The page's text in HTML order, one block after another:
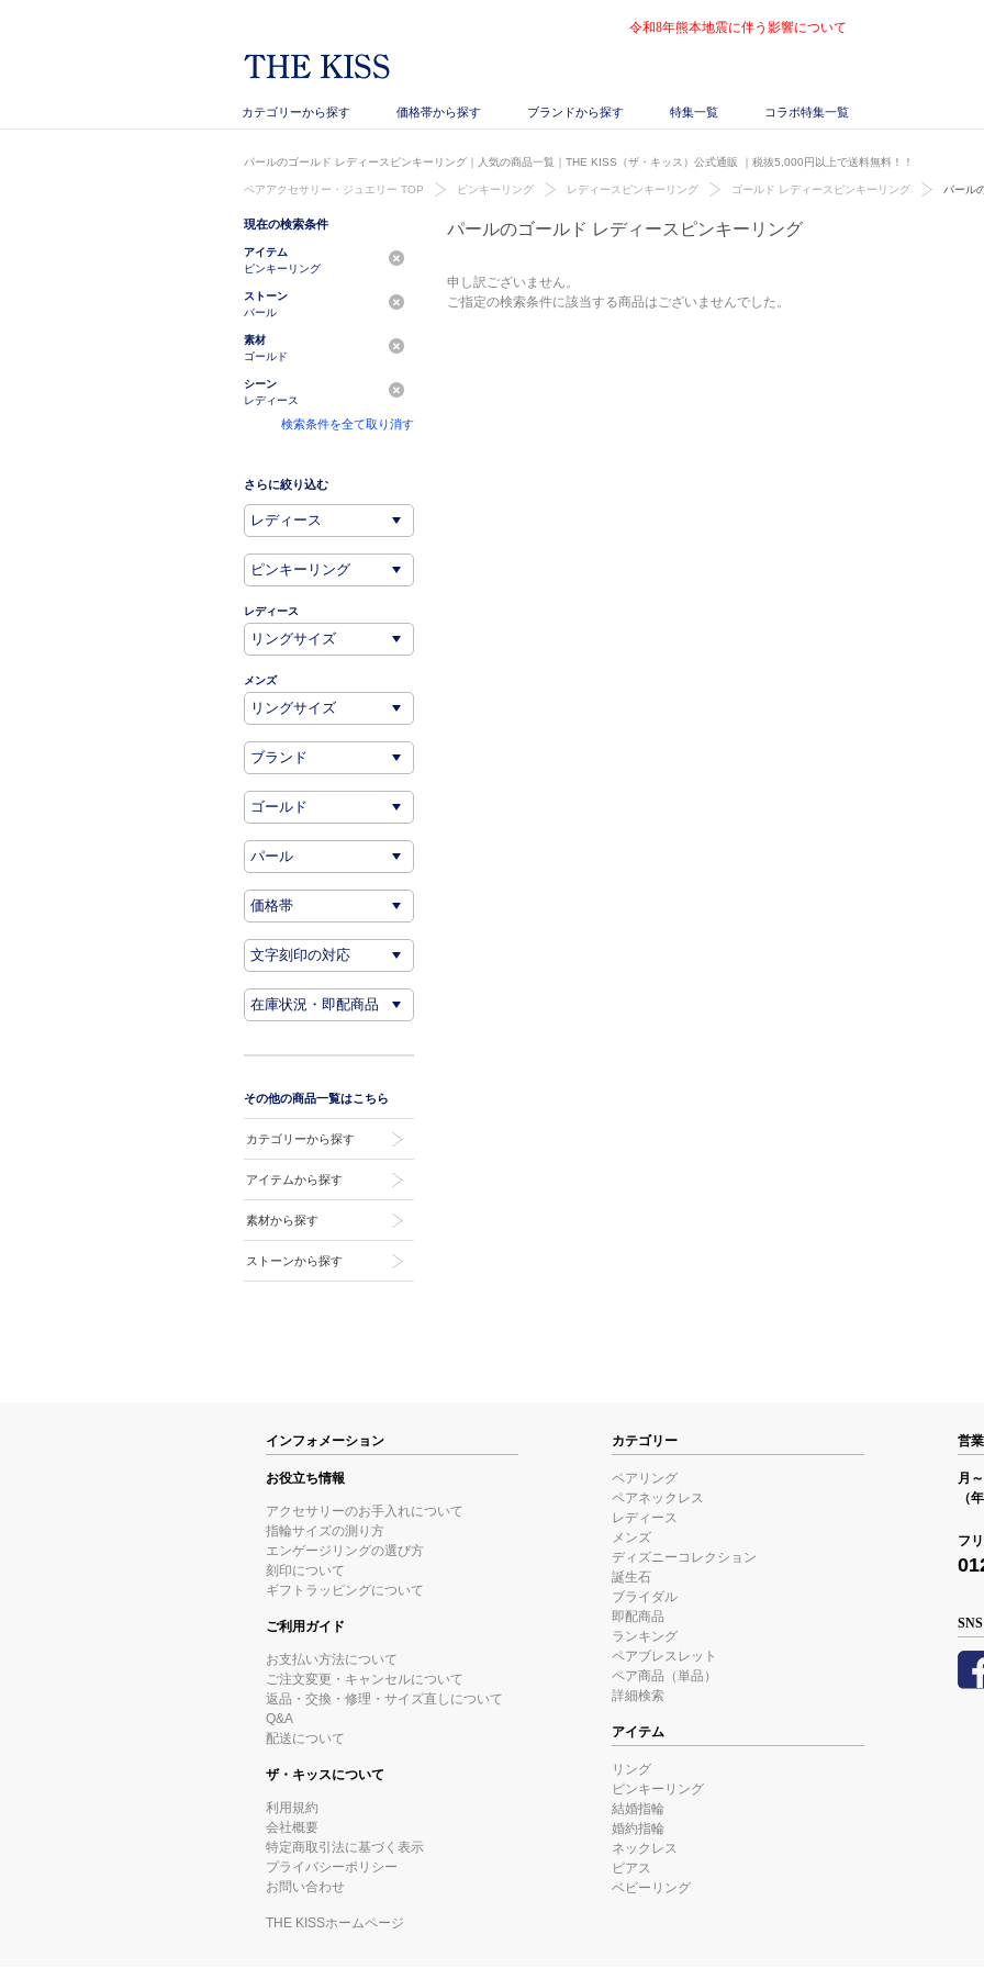
令和8年熊本地震に伴う影響について
カテゴリーから探す 価格帯から探す ブランドから探す 特集一覧 コラボ特集一覧
パールのゴールド レディースピンキーリング｜人気の商品一覧｜THE KISS（ザ・キッス）公式通販 ｜税抜5,000円以上で送料無料！！
ペアアクセサリー・ジュエリー TOP ピンキーリング レディースピンキーリング ゴールド レディースピンキーリング パール
パールのゴールド レディースピンキーリング
申し訳ございません。
ご指定の検索条件に該当する商品はございませんでした。
現在の検索条件
アイテム
ピンキーリング
ストーン
パール
素材
ゴールド
シーン
レディース
検索条件を全て取り消す
さらに絞り込む
レディース
メンズ
その他の商品一覧はこちら
カテゴリーから探す
アイテムから探す
素材から探す
ストーンから探す
インフォメーション
お役立ち情報
アクセサリーのお手入れについて
指輪サイズの測り方
エンゲージリングの選び方
刻印について
ギフトラッピングについて
ご利用ガイド
お支払い方法について
ご注文変更・キャンセルについて
返品・交換・修理・サイズ直しについて
Q&A
配送について
ザ・キッスについて
利用規約
会社概要
特定商取引法に基づく表示
プライバシーポリシー
お問い合わせ
THE KISSホームページ
カテゴリー
ペアリング
ペアネックレス
レディース
メンズ
ディズニーコレクション
誕生石
ブライダル
即配商品
ランキング
ペアブレスレット
ペア商品（単品）
詳細検索
アイテム
リング
ピンキーリング
結婚指輪
婚約指輪
ネックレス
ピアス
ベビーリング
営
月
（
フ
SNS